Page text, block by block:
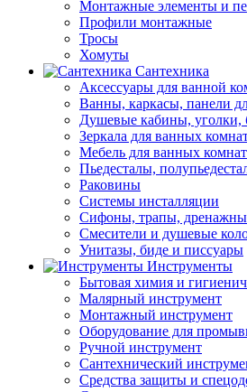
Монтажные элементы и
Профили монтажные
Тросы
Хомуты
Сантехника
Аксессуары для ванной
Ванны, каркасы, панели
Душевые кабины, уголки,
Зеркала для ванных
Мебель для ванных комнат
Пьедесталы,
Раковины
Системы инсталляции
Сифоны, трапы,
Смесители и душевые
Унитазы, биде и писсуары
Инструменты
Бытовая химия и
Малярный инструмент
Монтажный инструмент
Оборудование для
Ручной инструмент
Сантехнический
Средства защиты и